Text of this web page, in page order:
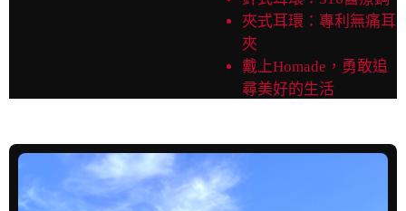
夾式耳環：專利無痛耳
夾
戴上Homade，勇敢追
尋美好的生活